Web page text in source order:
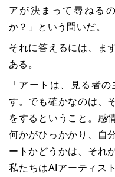
アが決まって尋ねる
か？」という問いだ。
それに答えるには、ま
ある。
「アートは、見る者
す。でも確かなのは、
をするということ。感
何かがひっかかり、自
ートかどうかは、それ
私たちはAIアーティス